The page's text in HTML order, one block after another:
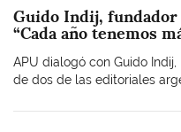
Guido Indij, fundador
“Cada año tenemos
APU dialogó con Guido
de dos de las editoriales